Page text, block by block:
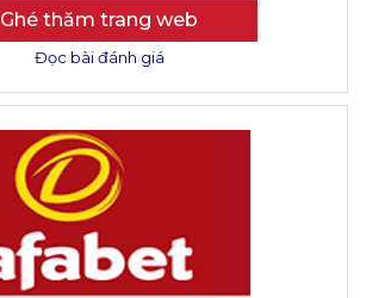
Ghé thăm trang web
Đọc bài đánh giá